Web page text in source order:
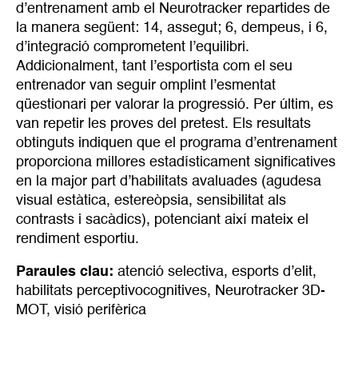
d’entrenament amb el Neurotracker repartides de
la manera següent: 14, assegut; 6, dempeus, i 6,
d’integració comprometent l’equilibri.
Addicionalment, tant l’esportista com el seu
entrenador van seguir omplint l’esmentat
qüestionari per valorar la progressió. Per últim, es
van repetir les proves del pretest. Els resultats
obtinguts indiquen que el programa d’entrenament
proporciona millores estadísticament significatives
en la major part d’habilitats avaluades (agudesa
visual estàtica, estereòpsia, sensibilitat als
contrasts i sacàdics), potenciant així mateix el
rendiment esportiu.
Paraules clau: atenció selectiva, esports d’elit,
habilitats perceptivocognitives, Neurotracker 3D-
MOT , visió perifèrica